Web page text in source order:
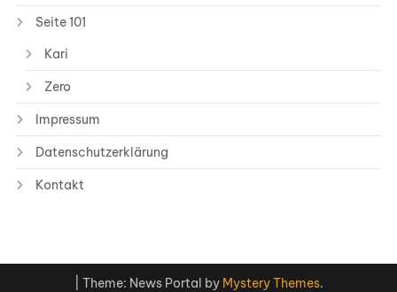
Seite 101
Kari
Zero
Impressum
Datenschutzerklärung
Kontakt
Theme: News Portal by Mystery Themes.